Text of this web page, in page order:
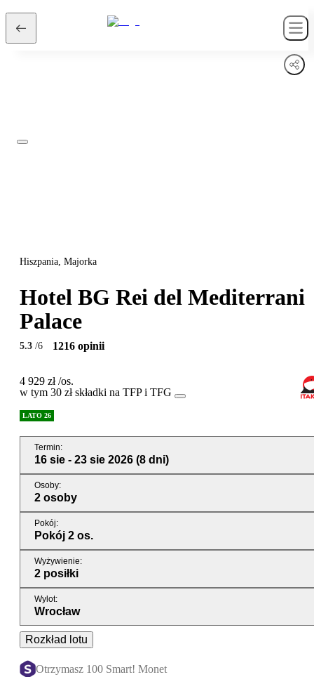
Hiszpania, Majorka
Hotel BG Rei del Mediterrani
Palace
5.3 /6 1216 opinii
4 929 zł/os.
w tym 30 zł składki na TFP i TFG
LATO 26
Termin:
16 sie - 23 sie 2026 (8 dni)
Osoby:
2 osoby
Pokój:
Pokój 2 os.
Wyżywienie:
2 posiłki
Wylot:
Wrocław
Rozkład lotu
Otrzymasz 100 Smart! Monet